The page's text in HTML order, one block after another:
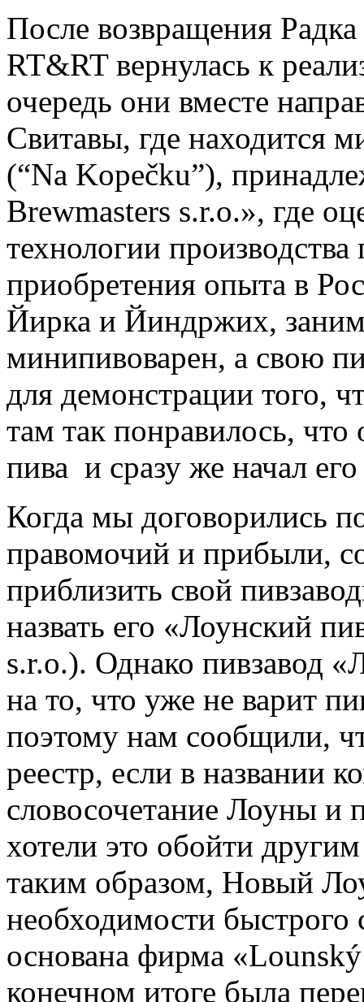
После возвращения
RT&RT вернулась к
очередь они вместе
Свитавы, где находится
(“Na Kopečku”),
Brewmasters s.r.o.», где
технологии
приобретения опыта в
Йирка и Йиндржих,
минипивоварен, а свою
для демонстрации того,
там так понравилось,
пива и сразу же начал
Когда мы договорились
правомочий и прибыли,
приблизить свой
назвать его «Лоунский
s.r.o.). Однако пивзавод
на то, что уже не варит
поэтому нам сообщили,
реестр, если в названии
словосочетание Лоуны и
хотели это обойти
таким образом, Новый
необходимости
основана фирма
конечном итоге была